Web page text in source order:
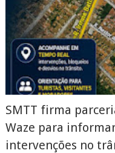
SMTT firma
Waze para
intervenções no